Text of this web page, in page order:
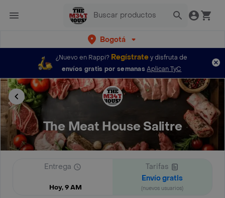
Bogotá
¿Nuevo en Rappi? Regístratey disfruta de
envíos gratis por semanas Aplican TyC
The Meat House Salitre
Entrega
Hoy, 9 AM
Tarifas
Envío gratis
(nuevos usuarios)